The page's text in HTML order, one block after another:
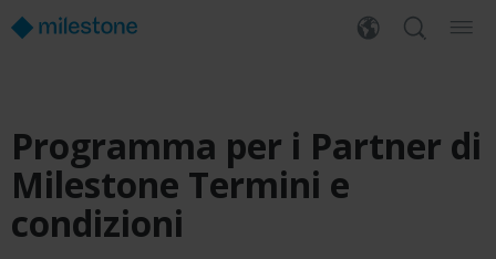
Programma per i Partner di
Milestone Termini e
condizioni